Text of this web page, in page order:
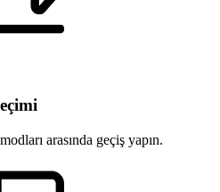
arasında geçiş yapın.